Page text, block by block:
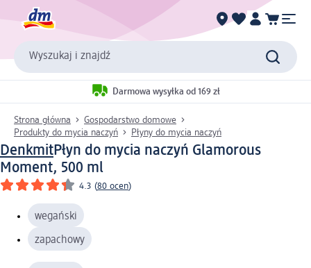
Wyszukaj i znajdź
Darmowa wysyłka od 169 zł
Strona główna
Gospodarstwo domowe
Produkty do mycia naczyń
Płyny do mycia naczyń
DenkmitPłyn do mycia naczyń Glamorous
Moment, 500 ml
4.3 (80 ocen)
wegański
zapachowy